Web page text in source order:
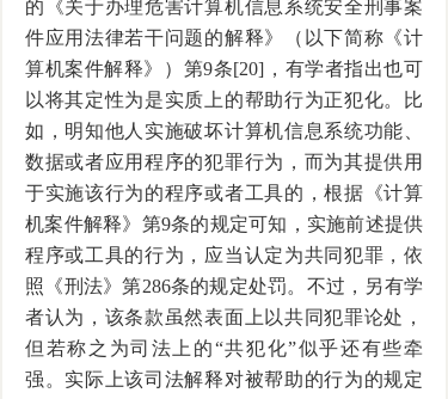
的《关于办理危害计算机信息系统安全刑事案
件应用法律若干问题的解释》（以下简称《计
算机案件解释》）第9条[20]，有学者指出也可
以将其定性为是实质上的帮助行为正犯化。比
如，明知他人实施破坏计算机信息系统功能、
数据或者应用程序的犯罪行为，而为其提供用
于实施该行为的程序或者工具的，根据《计算
机案件解释》第9条的规定可知，实施前述提供
程序或工具的行为，应当认定为共同犯罪，依
照《刑法》第286条的规定处罚。不过，另有学
者认为，该条款虽然表面上以共同犯罪论处，
但若称之为司法上的“共犯化”似乎还有些牵
强。实际上该司法解释对被帮助的行为的规定